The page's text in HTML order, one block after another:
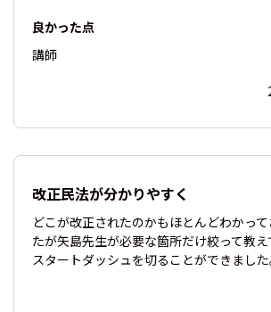
良かった点
講師
改正民法が分かりやすく
どこが改正されたのかもほとんどわかっ
たが矢島先生が必要な箇所だけ絞って教
スタートダッシュを切ることができました